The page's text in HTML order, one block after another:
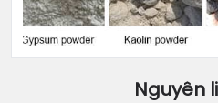
Nguyên